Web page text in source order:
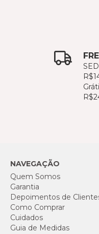
NAVEGAÇÃO
Quem Somos
Garantia
Depoimentos de
Como Comprar
Cuidados
Guia de Medidas